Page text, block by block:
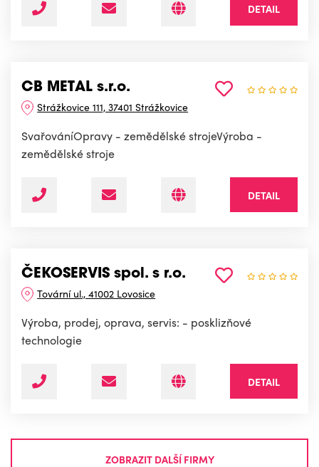
DETAIL
CB METAL s.r.o.
Strážkovice 111, 37401 Strážkovice
SvařováníOpravy - zemědělské strojeVýroba -
zemědělské stroje
DETAIL
ČEKOSERVIS spol. s r.o.
Tovární ul., 41002 Lovosice
Výroba, prodej, oprava, servis: - posklizňové
technologie
DETAIL
ZOBRAZIT DALŠÍ FIRMY